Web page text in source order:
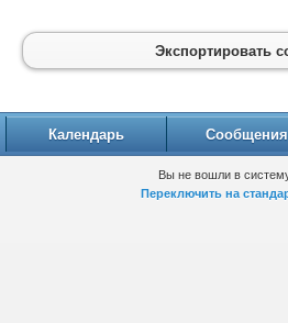
Экспортировать
Календарь Сообщения
Вы не вошли в
Переключить на